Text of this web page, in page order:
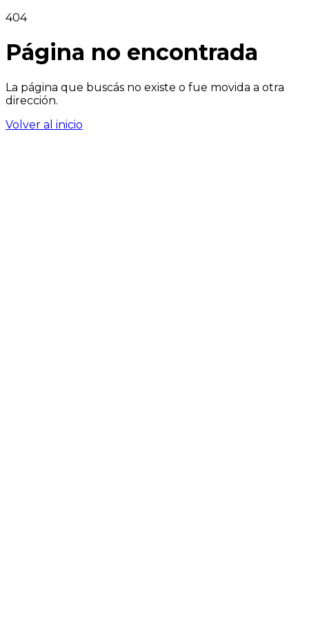
404
Página no encontrada
La página que buscás no existe o fue movida a otra
dirección.
Volver al inicio